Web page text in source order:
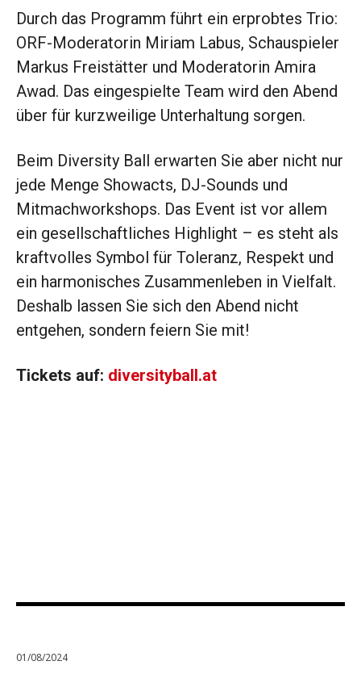
Durch das Programm führt ein erprobtes Trio:
ORF-Moderatorin Miriam Labus, Schauspieler
Markus Freistätter und Moderatorin Amira
Awad. Das eingespielte Team wird den Abend
über für kurzweilige Unterhaltung sorgen.
Beim Diversity Ball erwarten Sie aber nicht nur
jede Menge Showacts, DJ-Sounds und
Mitmachworkshops. Das Event ist vor allem
ein gesellschaftliches Highlight – es steht als
kraftvolles Symbol für Toleranz, Respekt und
ein harmonisches Zusammenleben in Vielfalt.
Deshalb lassen Sie sich den Abend nicht
entgehen, sondern feiern Sie mit!
Tickets auf: diversityball.at
01/08/2024